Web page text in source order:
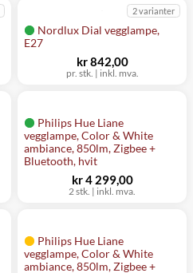
Nordlux Dial vegglampe,
E27
2 varianter
pr. stk. | inkl. mva.
kr 842,00
Philips Hue Liane
vegglampe, Color & White
ambiance, 850lm, Zigbee +
Bluetooth, hvit
2 stk. | inkl. mva.
kr 4 299,00
Philips Hue Liane
vegglampe, Color & White
ambiance, 850lm, Zigbee +